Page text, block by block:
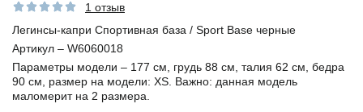
1 отзыв
Легинсы-капри Спортивная база / Sport Base черные
Артикул – W6060018
Параметры модели – 177 см, грудь 88 см, талия 62 см, бедра
90 см, размер на модели: XS. Важно: данная модель
маломерит на 2 размера.